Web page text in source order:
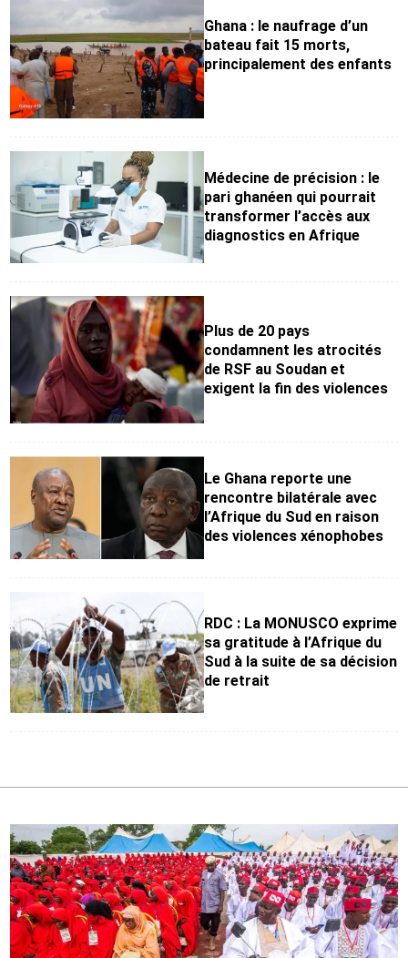
Ghana : le naufrage d’un
bateau fait 15 morts,
principalement des enfants
Médecine de précision : le
pari ghanéen qui pourrait
transformer l’accès aux
diagnostics en Afrique
Plus de 20 pays
condamnent les atrocités
de RSF au Soudan et
exigent la fin des violences
Le Ghana reporte une
rencontre bilatérale avec
l’Afrique du Sud en raison
des violences xénophobes
RDC : La MONUSCO exprime
sa gratitude à l’Afrique du
Sud à la suite de sa décision
de retrait